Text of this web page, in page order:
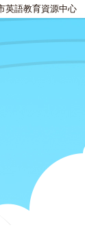
英語教育資源中心